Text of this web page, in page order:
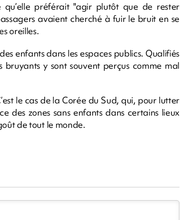
préférait "agir plutôt que de rester
avaient cherché à fuir le bruit en se
oreilles.
enfants dans les espaces publics. Qualifiés
y sont souvent perçus comme mal
le cas de la Corée du Sud, qui, pour lutter
des zones sans enfants dans certains lieux
de tout le monde.